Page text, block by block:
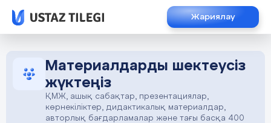
Жариялау
Материалдарды шектеусіз
жүктеңіз
ҚМЖ, ашық сабақтар, презентациялар,
көрнекіліктер, дидактикалық материалдар,
авторлық бағдарламалар және тағы басқа 400